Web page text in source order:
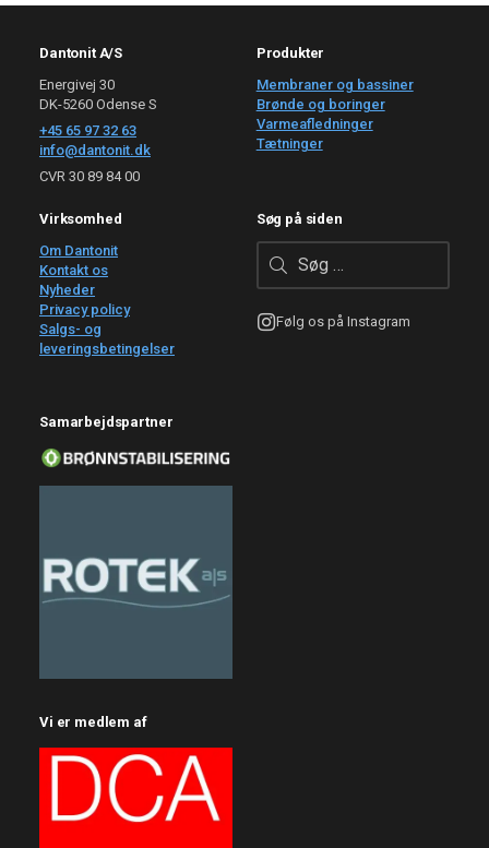
Dantonit A/S
Energivej 30
DK-5260 Odense S
+45 65 97 32 63
info@dantonit.dk
CVR 30 89 84 00
Produkter
Membraner og bassiner
Brønde og boringer
Varmeafledninger
Tætninger
Virksomhed
Om Dantonit
Kontakt os
Nyheder
Privacy policy
Salgs- og
leveringsbetingelser
Samarbejdspartner
Vi er medlem af
Søg på siden